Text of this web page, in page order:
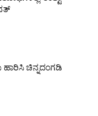
ಚಿನ್ನದಂಗಡಿ